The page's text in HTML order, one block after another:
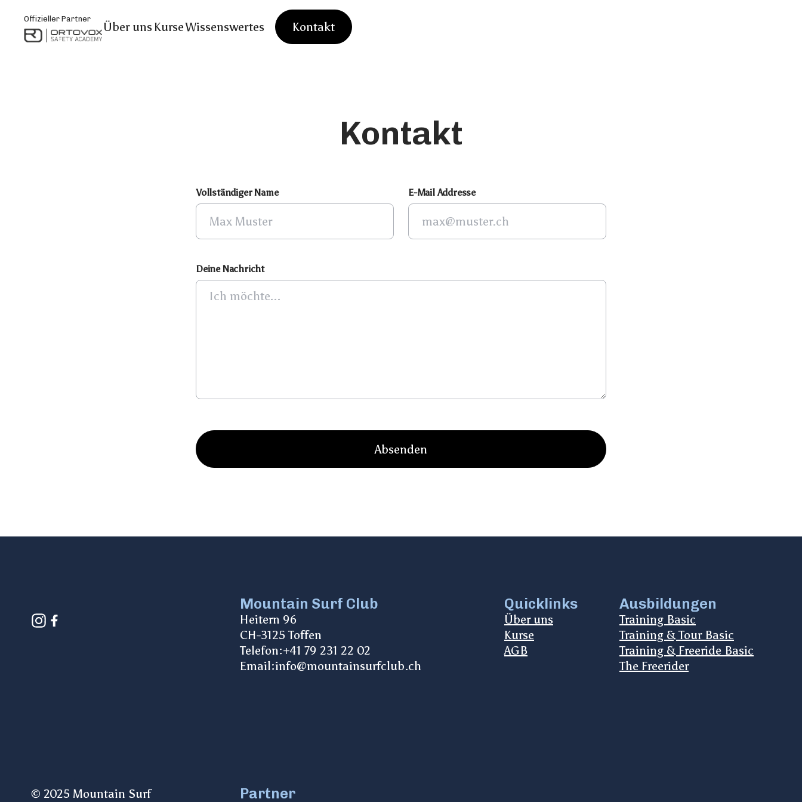
Offizieller Partner
Über uns KurseWissenswertes Kontakt
Kontakt
Vollständiger Name E-Mail Addresse
Deine Nachricht
Mountain Surf Club
Heitern 96
CH-3125 Toffen
Telefon:+41 79 231 22 02
Email:info@mountainsurfclub.ch
Quicklinks
Über uns
Kurse
AGB
Ausbildungen
Training Basic
Training & Tour Basic
Training & Freeride Basic
The Freerider
© 2025 Mountain Surf Partner